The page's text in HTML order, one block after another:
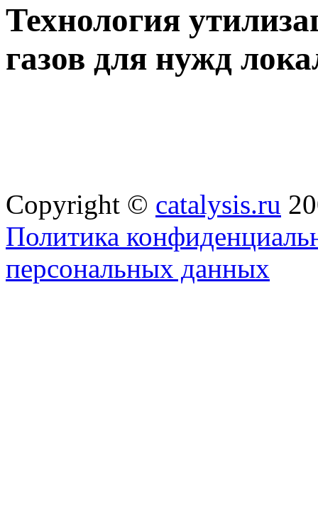
Технология
газов для нужд
Copyright © catalysis.ru
Политика
персональных данных